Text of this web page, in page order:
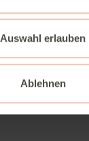
Auswahl erlauben
Ablehnen